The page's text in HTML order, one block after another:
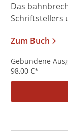
Das
Schriftstellers
Zum Buch
Gebundene
98,00 €*